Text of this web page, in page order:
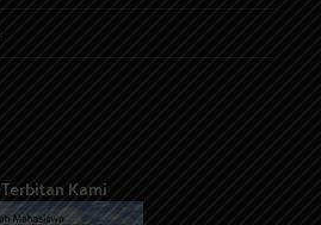
Terbitan Kami